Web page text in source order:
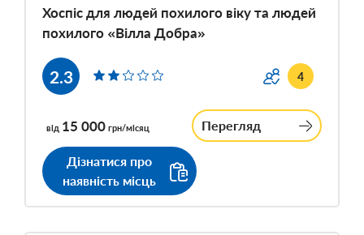
Хоспіс для людей похилого віку та людей
похилого «Вілла Добра»
2.3 4
від 15 000 грн/місяц Перегляд
Дізнатися про
наявність місць